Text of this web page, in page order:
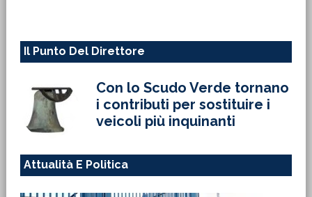
Il Punto Del Direttore
Con lo Scudo Verde tornano
i contributi per sostituire i
veicoli più inquinanti
Attualità E Politica